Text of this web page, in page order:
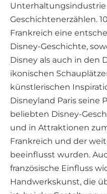
Geschichtenerzählen.
Frankreich eine
Disney-Geschichte,
Disney als auch in den
ikonischen
künstlerischen
Disneyland Paris seine
beliebten Disney-
und in Attraktionen
Frankreich und der
beeinflusst wurden.
französische Einfluss
Handwerkskunst, die